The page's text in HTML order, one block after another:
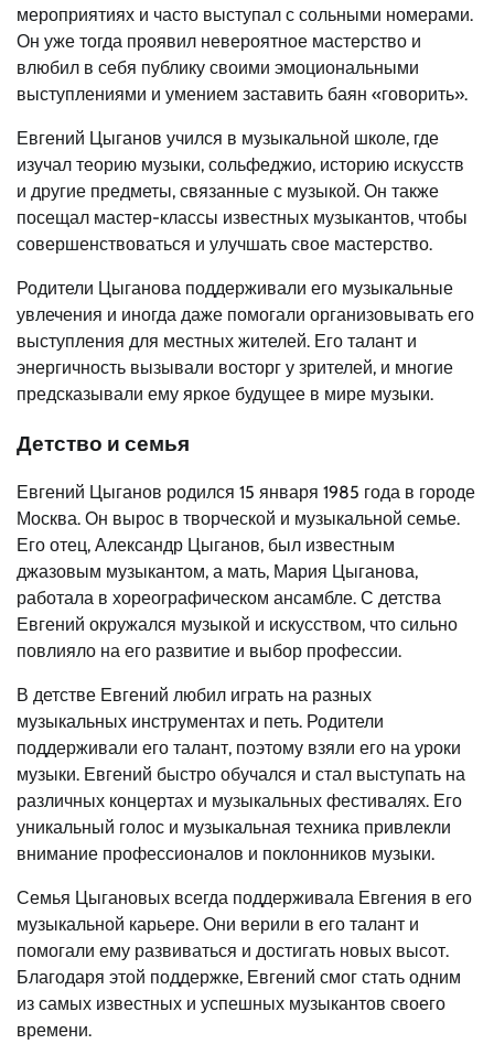
мероприятиях и часто выступал с сольными номерами.
Он уже тогда проявил невероятное мастерство и
влюбил в себя публику своими эмоциональными
выступлениями и умением заставить баян «говорить».
Евгений Цыганов учился в музыкальной школе, где
изучал теорию музыки, сольфеджио, историю искусств
и другие предметы, связанные с музыкой. Он также
посещал мастер-классы известных музыкантов, чтобы
совершенствоваться и улучшать свое мастерство.
Родители Цыганова поддерживали его музыкальные
увлечения и иногда даже помогали организовывать его
выступления для местных жителей. Его талант и
энергичность вызывали восторг у зрителей, и многие
предсказывали ему яркое будущее в мире музыки.
Детство и семья
Евгений Цыганов родился 15 января 1985 года в городе
Москва. Он вырос в творческой и музыкальной семье.
Его отец, Александр Цыганов, был известным
джазовым музыкантом, а мать, Мария Цыганова,
работала в хореографическом ансамбле. С детства
Евгений окружался музыкой и искусством, что сильно
повлияло на его развитие и выбор профессии.
В детстве Евгений любил играть на разных
музыкальных инструментах и петь. Родители
поддерживали его талант, поэтому взяли его на уроки
музыки. Евгений быстро обучался и стал выступать на
различных концертах и музыкальных фестивалях. Его
уникальный голос и музыкальная техника привлекли
внимание профессионалов и поклонников музыки.
Семья Цыгановых всегда поддерживала Евгения в его
музыкальной карьере. Они верили в его талант и
помогали ему развиваться и достигать новых высот.
Благодаря этой поддержке, Евгений смог стать одним
из самых известных и успешных музыкантов своего
времени.